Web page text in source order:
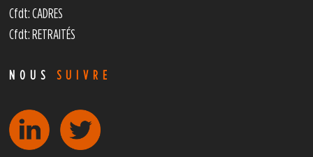
Cfdt: CADRES
Cfdt: RETRAITÉS
NOUSSUIVRE